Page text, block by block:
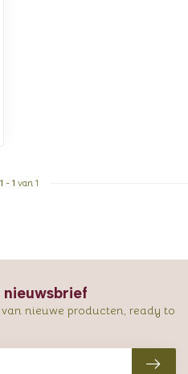
1 - 1 van 1
nieuwe producten, ready to